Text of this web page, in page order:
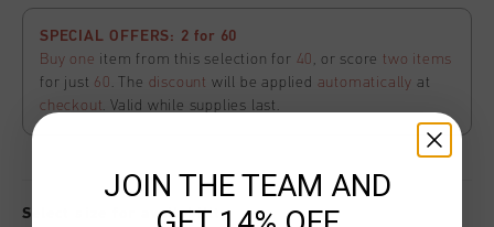
SPECIAL OFFERS: 2 for 60
Buy one item from this selection for 40 , or score two items
for just 60 . The discount will be applied automatically at
checkout. Valid while supplies last.
Select size for availability
JOIN THE TEAM AND